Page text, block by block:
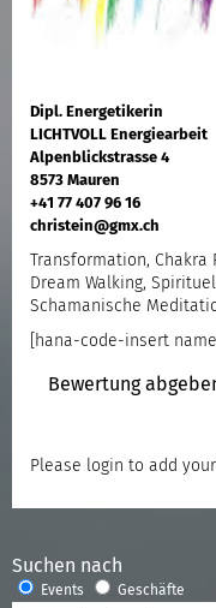
Dipl. Energetikerin
LICHTVOLL Energiearbeit
Alpenblickstrasse 4
8573 Mauren
+41 77 407 96 16
christein@gmx.ch
Transformation, Chakra
Dream Walking,
Schamanische
[hana-code-insert
Bewertung
Please login to add
Suchen nach
Events Geschäfte